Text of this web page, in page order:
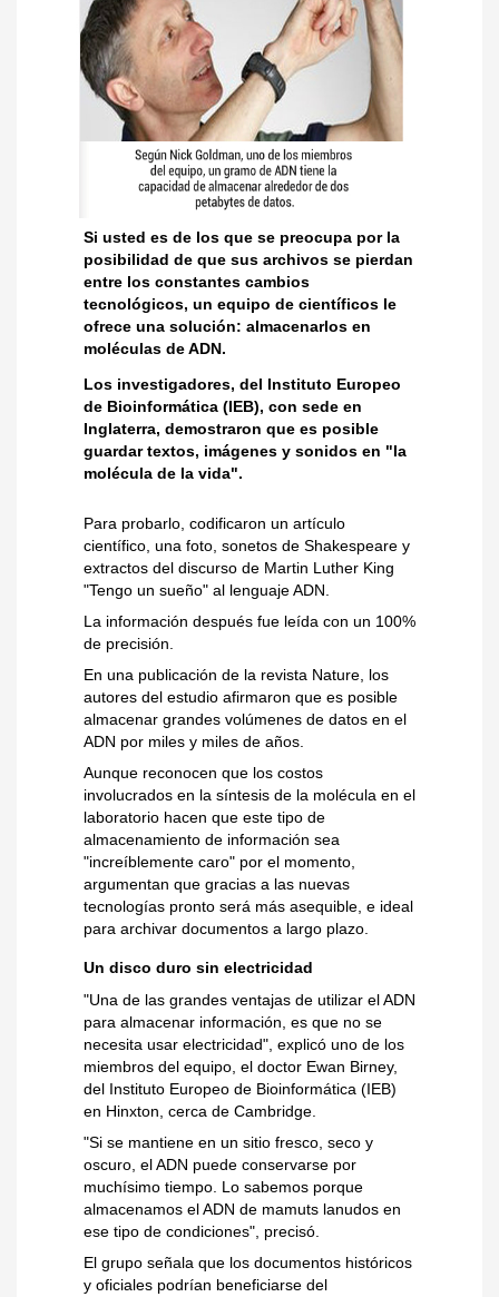
Si usted es de los que se preocupa por la
posibilidad de que sus archivos se pierdan
entre los constantes cambios
tecnológicos, un equipo de científicos le
ofrece una solución: almacenarlos en
moléculas de ADN.
Los investigadores, del Instituto Europeo
de Bioinformática (IEB), con sede en
Inglaterra, demostraron que es posible
guardar textos, imágenes y sonidos en "la
molécula de la vida".
Para probarlo, codificaron un artículo
científico, una foto, sonetos de Shakespeare y
extractos del discurso de Martin Luther King
"Tengo un sueño" al lenguaje ADN.
La información después fue leída con un 100%
de precisión.
En una publicación de la revista Nature, los
autores del estudio afirmaron que es posible
almacenar grandes volúmenes de datos en el
ADN por miles y miles de años.
Aunque reconocen que los costos
involucrados en la síntesis de la molécula en el
laboratorio hacen que este tipo de
almacenamiento de información sea
"increíblemente caro" por el momento,
argumentan que gracias a las nuevas
tecnologías pronto será más asequible, e ideal
para archivar documentos a largo plazo.
Un disco duro sin electricidad
"Una de las grandes ventajas de utilizar el ADN
para almacenar información, es que no se
necesita usar electricidad", explicó uno de los
miembros del equipo, el doctor Ewan Birney,
del Instituto Europeo de Bioinformática (IEB)
en Hinxton, cerca de Cambridge.
"Si se mantiene en un sitio fresco, seco y
oscuro, el ADN puede conservarse por
muchísimo tiempo. Lo sabemos porque
almacenamos el ADN de mamuts lanudos en
ese tipo de condiciones", precisó.
El grupo señala que los documentos históricos
y oficiales podrían beneficiarse del